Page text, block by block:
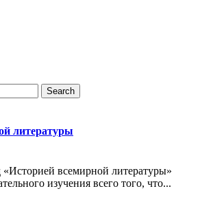
литературы
всемирной литературы»
изучения всего того, что...